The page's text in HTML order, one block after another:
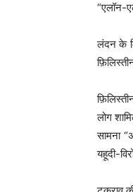
“एलॉन-
लंदन के
लोग
सामना
यहूदी-